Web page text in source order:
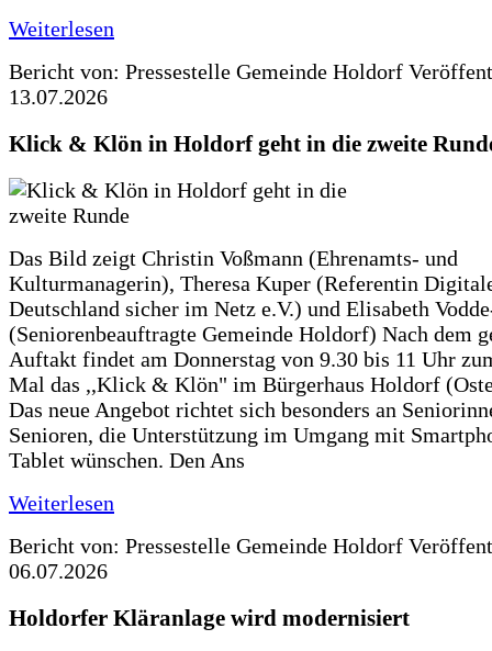
Weiterlesen
Bericht von: Pressestelle Gemeinde Holdorf
13.07.2026
Klick & Klön in Holdorf geht in die zweite
Das Bild zeigt Christin Voßmann (Ehrenamts- und
Kulturmanagerin), Theresa Kuper (Referentin
Deutschland sicher im Netz e.V.) und Elisabeth
(Seniorenbeauftragte Gemeinde Holdorf) Nach dem
Auftakt findet am Donnerstag von 9.30 bis 11 Uhr
Mal das ,,Klick & Klön" im Bürgerhaus Holdorf
Das neue Angebot richtet sich besonders an
Senioren, die Unterstützung im Umgang mit
Tablet wünschen. Den Ans
Weiterlesen
Bericht von: Pressestelle Gemeinde Holdorf
06.07.2026
Holdorfer Kläranlage wird modernisiert